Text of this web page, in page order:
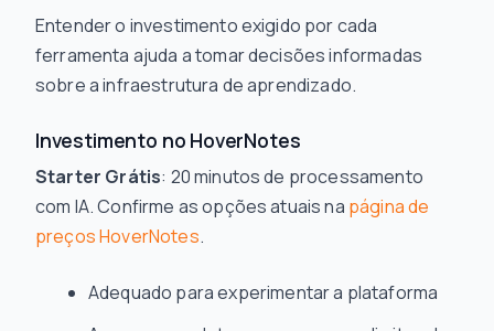
Entender o investimento exigido por cada
ferramenta ajuda a tomar decisões informadas
sobre a infraestrutura de aprendizado.
Investimento no HoverNotes
Starter Grátis: 20 minutos de processamento
com IA. Confirme as opções atuais na página de
preços HoverNotes.
Adequado para experimentar a plataforma